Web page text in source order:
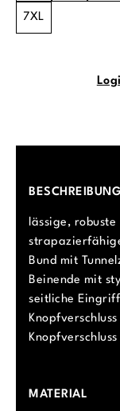
7XL
BESCHREIBUNG
lässige,
Bund mit
Beinende mit
seitliche
MATERIAL